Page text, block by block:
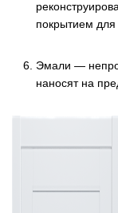
покрытием
Эмали —
наносят на